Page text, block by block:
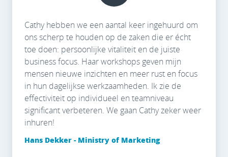
Cathy hebben we een aantal keer ingehuurd om
ons scherp te houden op de zaken die er écht
toe doen: persoonlijke vitaliteit en de juiste
business focus. Haar workshops geven mijn
mensen nieuwe inzichten en meer rust en focus
in hun dagelijkse werkzaamheden. Ik zie de
effectiviteit op individueel en teamniveau
significant verbeteren. We gaan Cathy zeker weer
inhuren!
Hans Dekker - Ministry of Marketing